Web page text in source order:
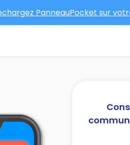
PanneauPocket sur